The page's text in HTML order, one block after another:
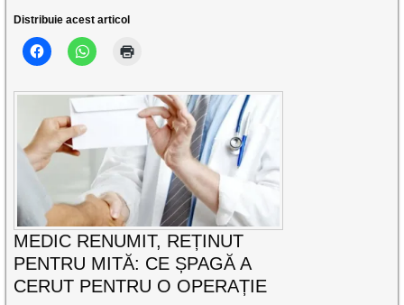
Distribuie acest articol
MEDIC RENUMIT, REȚINUT
PENTRU MITĂ: CE ȘPAGĂ A
CERUT PENTRU O OPERAȚIE